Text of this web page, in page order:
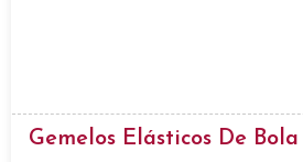
Gemelos Elásticos De